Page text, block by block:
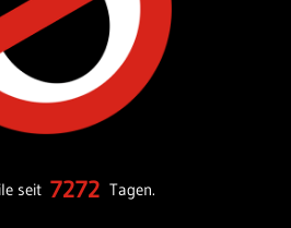
seit 7272 Tagen.